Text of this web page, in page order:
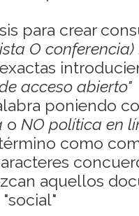
para crear
O conferencia)
acceso abierto"
poniendo
o NO política en
como
aquellos